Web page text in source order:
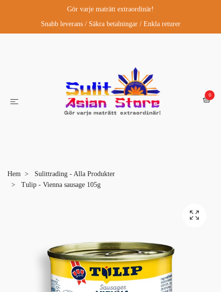
Gör varje maträtt extraordinär!
Snabb leverans / Säkra betalningar / Enkla returer
0
Hem
Sulittrading - Alla Produkter
Tulip - Vienna sausage 105g